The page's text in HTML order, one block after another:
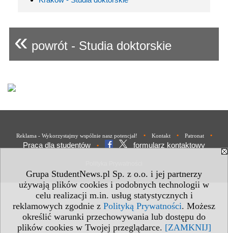
Grupa StudentNews.pl Sp. z o.o. i jej partnerzy
używają plików cookies i podobnych technologii w
celu realizacji m.in. usług statystycznych i
reklamowych zgodnie z Polityką Prywatności. Możesz
określić warunki przechowywania lub dostępu do
plików cookies w Twojej przeglądarce. [ZAMKNIJ]
« powrót - Studia doktorskie
Reklama - Wykorzystajmy wspólnie nasz potencjał! • Kontakt • Patronat •
Praca dla studentów • formularz kontaktowy